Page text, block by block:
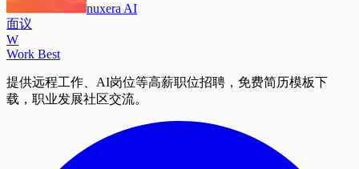
nuxera AI
面议
W
Work Best
提供远程工作、AI岗位等高薪职位招聘，免费简历模板下
载，职业发展社区交流。